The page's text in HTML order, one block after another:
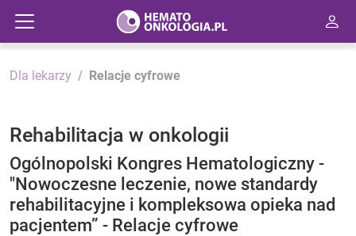
Dla lekarzy Relacje cyfrowe
Rehabilitacja w onkologii
Ogólnopolski Kongres Hematologiczny -
"Nowoczesne leczenie, nowe standardy
rehabilitacyjne i kompleksowa opieka nad
pacjentem” - Relacje cyfrowe